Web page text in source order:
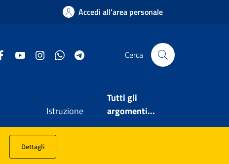
Accedi all'area personale
FacebookYouTube InstagramWhatsApp Cerca
Istruzione
Tutti gli
argomenti...
Dettagli